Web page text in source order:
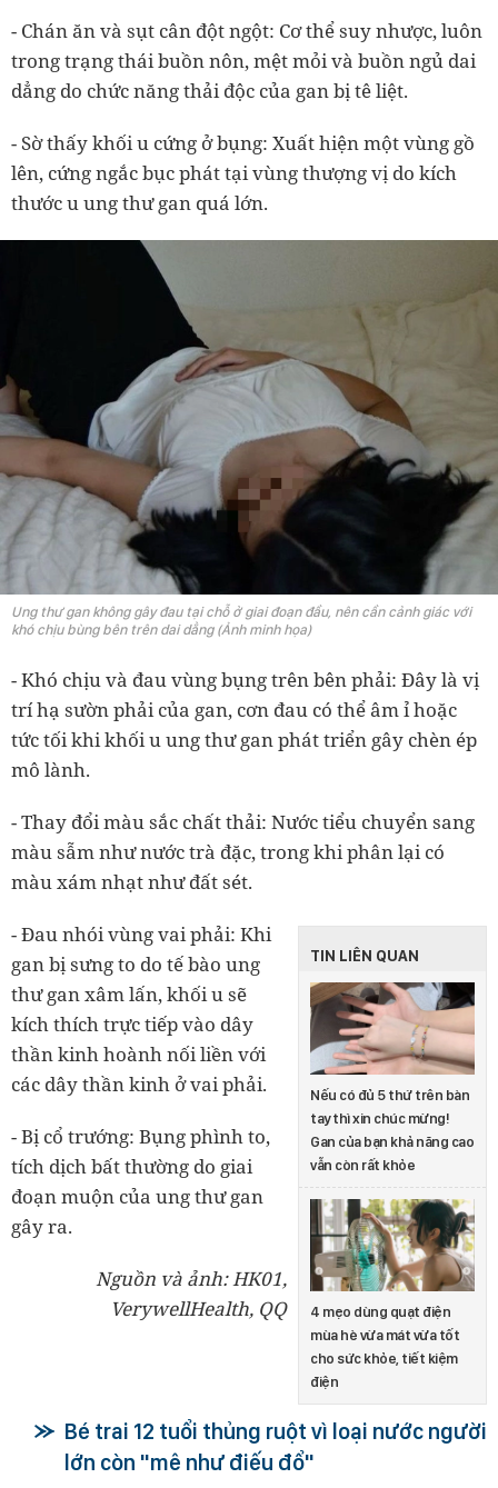
- Chán ăn và sụt cân đột ngột: Cơ thể suy nhược, luôn
trong trạng thái buồn nôn, mệt mỏi và buồn ngủ dai
dẳng do chức năng thải độc của gan bị tê liệt.
- Sờ thấy khối u cứng ở bụng: Xuất hiện một vùng gồ
lên, cứng ngắc bục phát tại vùng thượng vị do kích
thước u ung thư gan quá lớn.
Ung thư gan không gây đau tại chỗ ở giai đoạn đầu, nên cần cảnh giác với
khó chịu bùng bên trên dai dẳng (Ảnh minh họa)
- Khó chịu và đau vùng bụng trên bên phải: Đây là vị
trí hạ sườn phải của gan, cơn đau có thể âm ỉ hoặc
tức tối khi khối u ung thư gan phát triển gây chèn ép
mô lành.
- Thay đổi màu sắc chất thải: Nước tiểu chuyển sang
màu sẫm như nước trà đặc, trong khi phân lại có
màu xám nhạt như đất sét.
TIN LIÊN QUAN
Nếu có đủ 5 thứ trên bàn
tay thì xin chúc mừng!
Gan của bạn khả năng cao
vẫn còn rất khỏe
4 mẹo dùng quạt điện
mùa hè vừa mát vừa tốt
cho sức khỏe, tiết kiệm
điện
- Đau nhói vùng vai phải: Khi
gan bị sưng to do tế bào ung
thư gan xâm lấn, khối u sẽ
kích thích trực tiếp vào dây
thần kinh hoành nối liền với
các dây thần kinh ở vai phải.
- Bị cổ trướng: Bụng phình to,
tích dịch bất thường do giai
đoạn muộn của ung thư gan
gây ra.
Nguồn và ảnh: HK01,
VerywellHealth, QQ
Bé trai 12 tuổi thủng ruột vì loại nước người
lớn còn "mê như điếu đổ"